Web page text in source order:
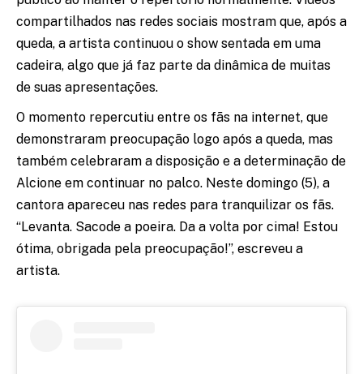
compartilhados nas redes sociais mostram que, após a
queda, a artista continuou o show sentada em uma
cadeira, algo que já faz parte da dinâmica de muitas
de suas apresentações.
O momento repercutiu entre os fãs na internet, que
demonstraram preocupação logo após a queda, mas
também celebraram a disposição e a determinação de
Alcione em continuar no palco. Neste domingo (5), a
cantora apareceu nas redes para tranquilizar os fãs.
“Levanta. Sacode a poeira. Da a volta por cima! Estou
ótima, obrigada pela preocupação!”, escreveu a
artista.